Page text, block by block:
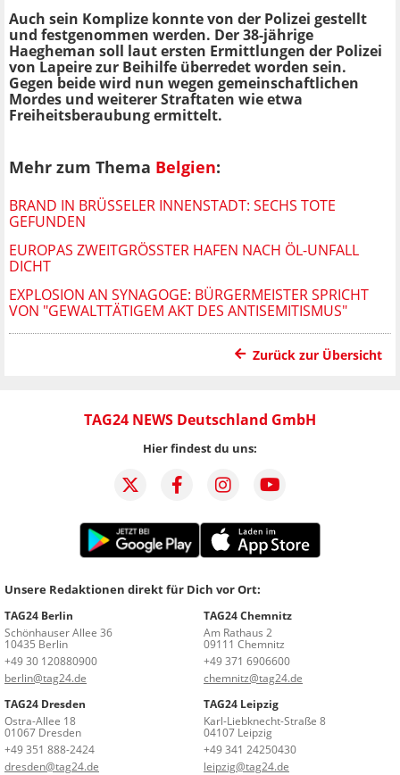
Auch sein Komplize konnte von der Polizei gestellt
und festgenommen werden. Der 38-jährige
Haegheman soll laut ersten Ermittlungen der Polizei
von Lapeire zur Beihilfe überredet worden sein.
Gegen beide wird nun wegen gemeinschaftlichen
Mordes und weiterer Straftaten wie etwa
Freiheitsberaubung ermittelt.
Mehr zum Thema Belgien:
BRAND IN BRÜSSELER INNENSTADT: SECHS TOTE
GEFUNDEN
EUROPAS ZWEITGRÖSSTER HAFEN NACH ÖL-UNFALL D
ICHT
EXPLOSION AN SYNAGOGE: BÜRGERMEISTER SPRICHT
VON "GEWALTTÄTIGEM AKT DES ANTISEMITISMUS"
Zurück zur Übersicht
TAG24 NEWS Deutschland GmbH
Hier findest du uns:
Unsere Redaktionen direkt für Dich vor Ort:
TAG24 Berlin
Schönhauser Allee 36
10435 Berlin
+49 30 120880900
berlin@tag24.de
TAG24 Chemnitz
Am Rathaus 2
09111 Chemnitz
+49 371 6906600
chemnitz@tag24.de
TAG24 Dresden
Ostra-Allee 18
01067 Dresden
+49 351 888-2424
dresden@tag24.de
TAG24 Leipzig
Karl-Liebknecht-Straße 8
04107 Leipzig
+49 341 24250430
leipzig@tag24.de